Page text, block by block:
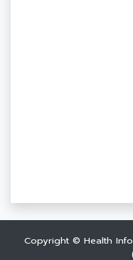
Copyright © Health